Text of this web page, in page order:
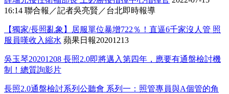
16:14 聯合報／記者吳亮賢／台北即時報導
【獨家/長照亂象】居服單位暴增722％！直逼6千家沒人管 照
服員嘆收入縮水 蘋果日報20201213
吳玉琴20201208 長照2.0即將邁入第四年，應要有通盤檢討機
制！總質詢影片
長照2.0通盤檢討系列公聽會 系列一：照管專員與A個管的角